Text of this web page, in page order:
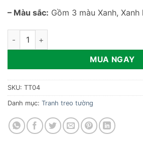
– Màu sắc: Gồm 3 màu Xanh,
Tranh thỏ 3D trang trí phòng khách
MUA NGAY
SKU: TT04
Danh mục: Tranh treo tường